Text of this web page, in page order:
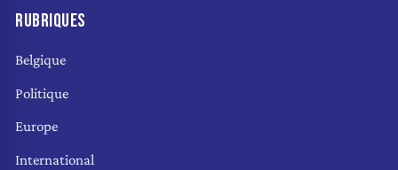
RUBRIQUES
Belgique
Politique
Europe
International